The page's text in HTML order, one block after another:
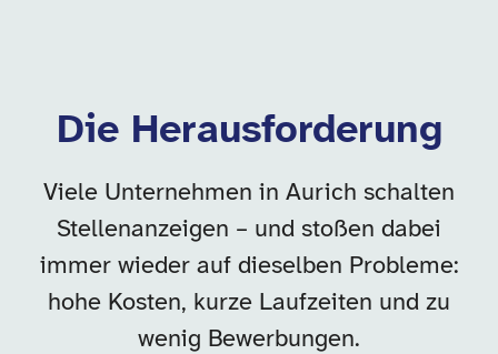
Die Herausforderung
Viele Unternehmen in Aurich schalten
Stellenanzeigen – und stoßen dabei
immer wieder auf dieselben Probleme:
hohe Kosten, kurze Laufzeiten und zu
wenig Bewerbungen.